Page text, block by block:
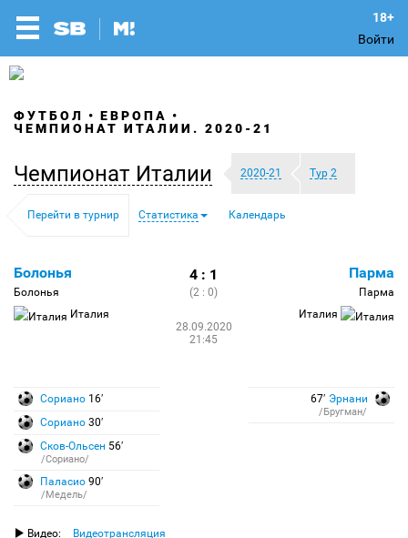
Войти
ФУТБОЛ
ЕВРОПА
ЧЕМПИОНАТ ИТАЛИИ. 2020-21
Чемпионат Италии 2020-21 Тур 2
Перейти в турнир Статистика Календарь
Болонья
Болонья
Италия
4 : 1
(2 : 0)
28.09.2020
21:45
Парма
Парма
Италия
Сориано 16′
Сориано 30′
Сков-Ольсен 56′
/Сориано/
Паласио 90′
/Медель/
67′ Эрнани
/Бругман/
Видео: Видеотрансляция